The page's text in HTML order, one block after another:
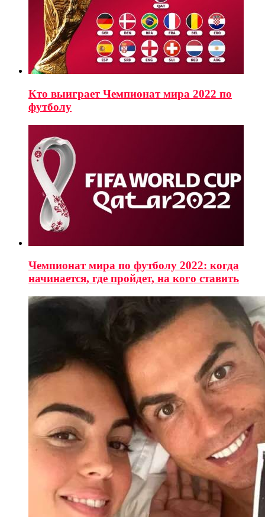
Кто выиграет Чемпионат мира 2022 по
футболу
Чемпионат мира по футболу 2022: когда
начинается, где пройдет, на кого ставить